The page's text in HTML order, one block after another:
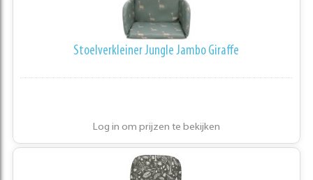
Stoelverkleiner Jungle Jambo Giraffe
Log in om prijzen te bekijken